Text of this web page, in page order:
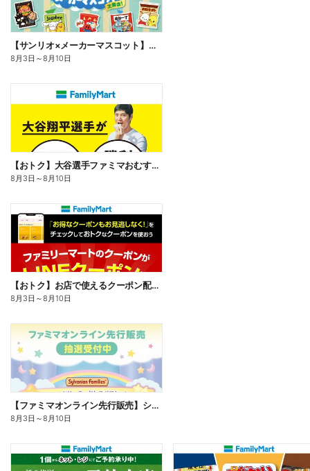
【サンリオ×メーカーマスコット】オリジナルグッズ貰える!
8月3日 ～8月10日
【おトク】大谷選手ファミマおむすび割
8月3日 ～8月10日
【おトク】お店で使えるクーポン配信中
8月3日 ～8月10日
【ファミマオンライン先行販売】シルバニアファミリー
8月3日 ～8月10日